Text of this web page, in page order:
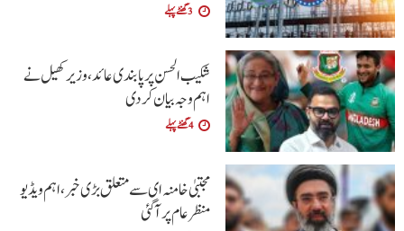
3 گھنٹے پہلے
شکیب الحسن پر پابندی عائد، وزیر کھیل نے
اہم وجہ بیان کر دی
4 گھنٹے پہلے
مجتبیٰ خامنہ ای سے متعلق بڑی خبر، اہم ویڈیو
منظرعام پر آگئی